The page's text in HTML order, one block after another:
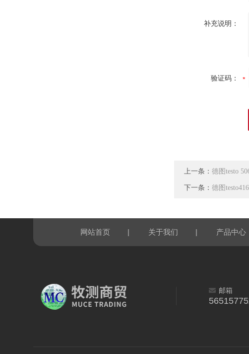
补充说明：
验证码：
上一条：德图testo
下一条：德图
网站首页 | 关于我们 | 产品中心
邮箱